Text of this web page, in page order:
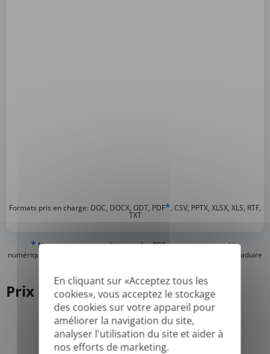
En cliquant sur «Acceptez tous les
cookies», vous acceptez le stockage
des cookies sur votre appareil pour
améliorer la navigation du site,
analyser l'utilisation du site et aider à
nos efforts de marketing.
Formats pris en charge: DOC, DOCX, ODT, PDF*, CSV, PPTX, XLSX, XLS, RTF,
TXT
* Nous ne pouvons traduire que les PDF « normaux » ou créés
numériquement et les PDF consultables, mais nous ne pouvons pas traduire
Prix
Mensuel Annuel -50%